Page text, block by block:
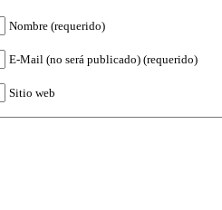
Nombre (requerido)
E-Mail (no será publicado) (requerido)
Sitio web